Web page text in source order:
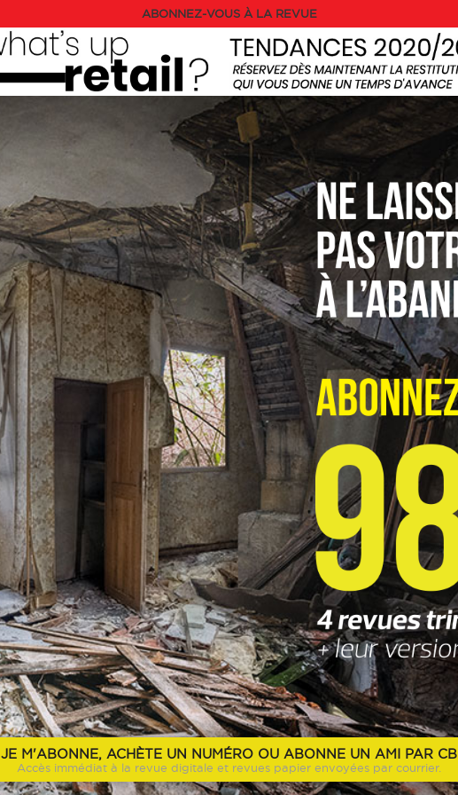
JE M'ABONNE, ACHÈTE UN NUMÉRO OU ABONNE UN AMI PAR CB
Accès immédiat à la revue digitale et revues papier envoyées par courrier.
ABONNEZ-VOUS À LA REVUE